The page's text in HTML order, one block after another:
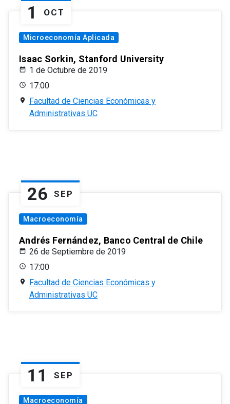
1 OCT
Microeconomía Aplicada
Isaac Sorkin, Stanford University
1 de Octubre de 2019
17:00
Facultad de Ciencias Económicas y
Administrativas UC
26 SEP
Macroeconomía
Andrés Fernández, Banco Central de Chile
26 de Septiembre de 2019
17:00
Facultad de Ciencias Económicas y
Administrativas UC
11 SEP
Macroeconomía